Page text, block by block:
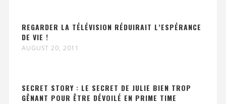
REGARDER LA TÉLÉVISION RÉDUIRAIT L’ESPÉRANCE
DE VIE !
AUGUST 20, 2011
SECRET STORY : LE SECRET DE JULIE BIEN TROP
GÊNANT POUR ÊTRE DÉVOILÉ EN PRIME TIME